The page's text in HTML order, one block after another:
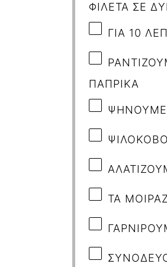
ΦΙΛΕΤΑ ΣΕ
ΓΙΑ 10
ΠΑΠΡΙΚΑ
ΨΗΝΟΥΜΕ
ΤΑ